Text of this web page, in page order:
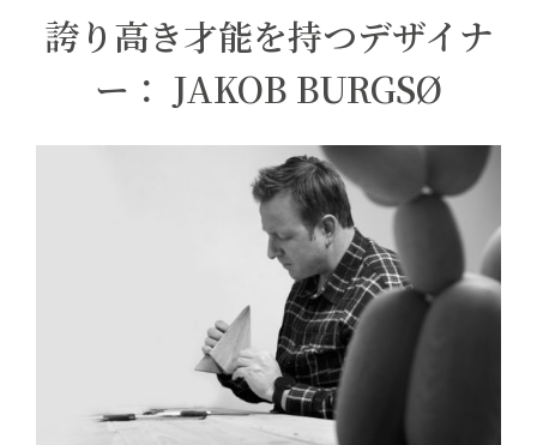
誇り高き才能を持つデザイナ
ー： JAKOB BURGSØ